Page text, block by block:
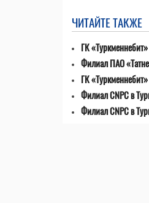
ЧИТАЙТЕ ТАКЖЕ
ГК
Филиал ПАО
ГК
Филиал CNPC в
Филиал CNPC в